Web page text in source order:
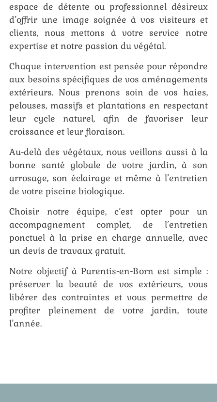
espace de détente ou professionnel désireux
d’offrir une image soignée à vos visiteurs et
clients, nous mettons à votre service notre
expertise et notre passion du végétal.
Chaque intervention est pensée pour répondre
aux besoins spécifiques de vos aménagements
extérieurs. Nous prenons soin de vos haies,
pelouses, massifs et plantations en respectant
leur cycle naturel, afin de favoriser leur
croissance et leur floraison.
Au-delà des végétaux, nous veillons aussi à la
bonne santé globale de votre jardin, à son
arrosage, son éclairage et même à l’entretien
de votre piscine biologique.
Choisir notre équipe, c’est opter pour un
accompagnement complet, de l’entretien
ponctuel à la prise en charge annuelle, avec
un devis de travaux gratuit.
Notre objectif à Parentis-en-Born est simple :
préserver la beauté de vos extérieurs, vous
libérer des contraintes et vous permettre de
profiter pleinement de votre jardin, toute
l’année.